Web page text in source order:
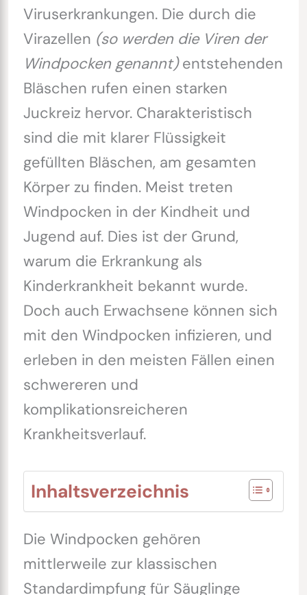
Viruserkrankungen. Die durch die
Virazellen (so werden die Viren der
Windpocken genannt)entstehenden
Bläschen rufen einen starken
Juckreiz hervor. Charakteristisch
sind die mit klarer Flüssigkeit
gefüllten Bläschen, am gesamten
Körper zu finden. Meist treten
Windpocken in der Kindheit und
Jugend auf. Dies ist der Grund,
warum die Erkrankung als
Kinderkrankheit bekannt wurde.
Doch auch Erwachsene können sich
mit den Windpocken infizieren, und
erleben in den meisten Fällen einen
schwereren und
komplikationsreicheren
Krankheitsverlauf.
Inhaltsverzeichnis
Die Windpocken gehören
mittlerweile zur klassischen
Standardimpfung für Säuglinge